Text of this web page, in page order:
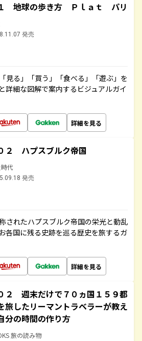
地球の歩き方 Ｐｌａｔ パリ
発売
見る」「買う」「食べる」「遊ぶ」を
詳細な図解で案内するビジュアルガイ
詳細を見る
２ ハプスブルク帝国
代
発売
されたハプスブルク帝国の栄光と動乱
各国に残る史跡を巡る歴史を旅するガ
詳細を見る
２ 週末だけで７０ヵ国１５９都
旅したリーマントラベラーが教え
分の時間の作り方
旅の読み物